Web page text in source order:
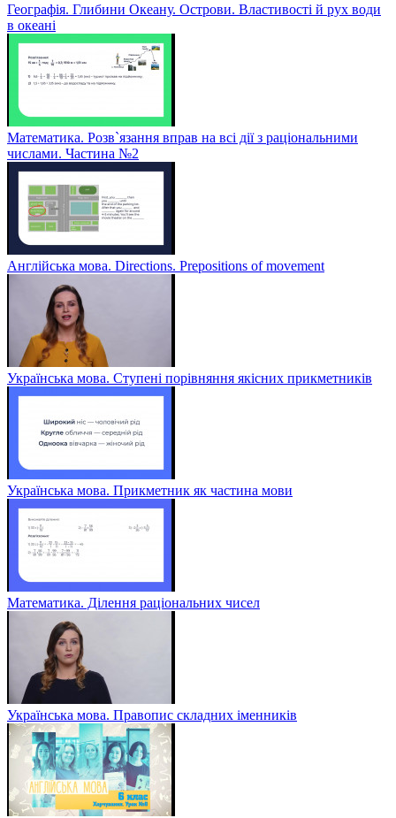
Географія. Глибини Океану. Острови. Властивості й рух води
в океані
Математика. Розв`язання вправ на всі дії з раціональними
числами. Частина №2
Англійська мова. Directions. Prepositions of movement
Українська мова. Ступені порівняння якісних прикметників
Українська мова. Прикметник як частина мови
Математика. Ділення раціональних чисел
Українська мова. Правопис складних іменників